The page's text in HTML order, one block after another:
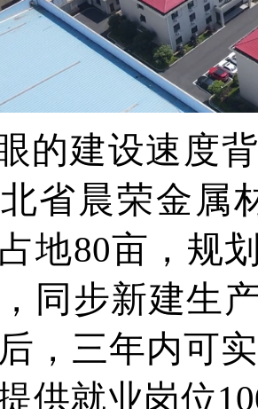
的建设速度
省晨荣金属
地80亩，规
同步新建生
，三年内可
供就业岗位